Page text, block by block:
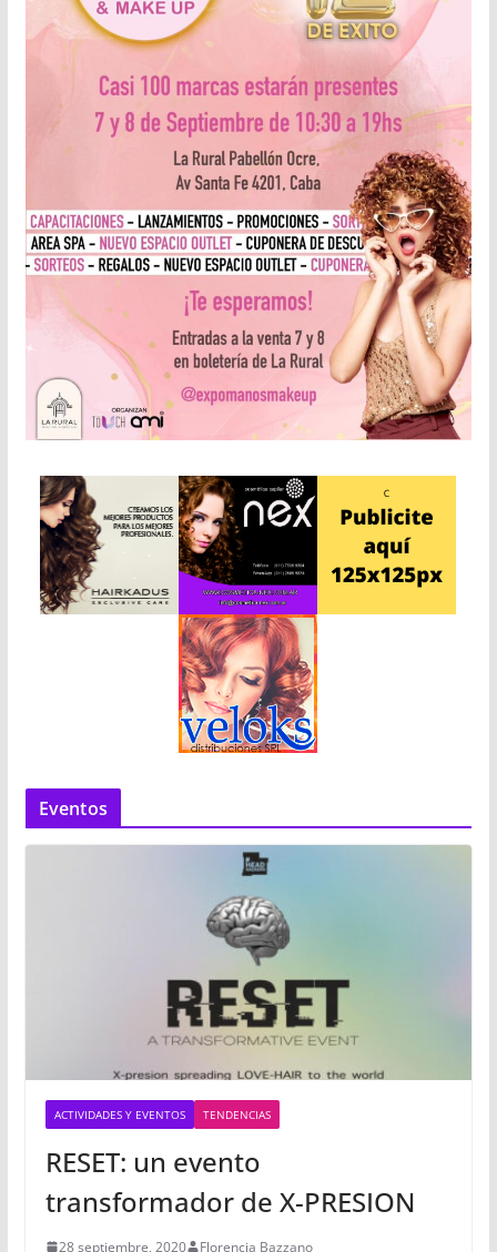
Eventos
ACTIVIDADES Y EVENTOS TENDENCIAS
RESET: un evento
transformador de X-PRESION
28 septiembre, 2020 Florencia Bazzano